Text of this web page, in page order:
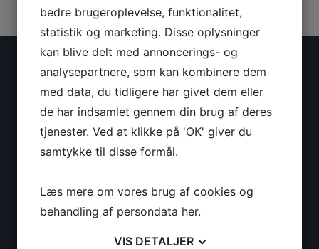
KONTAKTINFORMATION
Vikingeklubben Isbjørnen
Ralvej 14
9000 Aalborg
Cvr: 29749671
Kontakt
Kontortider
bedre brugeroplevelse, funktionalitet,
statistik og marketing. Disse oplysninger
kan blive delt med annoncerings- og
analysepartnere, som kan kombinere dem
med data, du tidligere har givet dem eller
de har indsamlet gennem din brug af deres
tjenester. Ved at klikke på 'OK' giver du
samtykke til disse formål.
Læs mere om vores brug af cookies og
behandling af persondata her.
VIS DETALJER